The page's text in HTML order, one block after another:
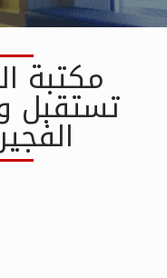
مكتبة
تستقبل